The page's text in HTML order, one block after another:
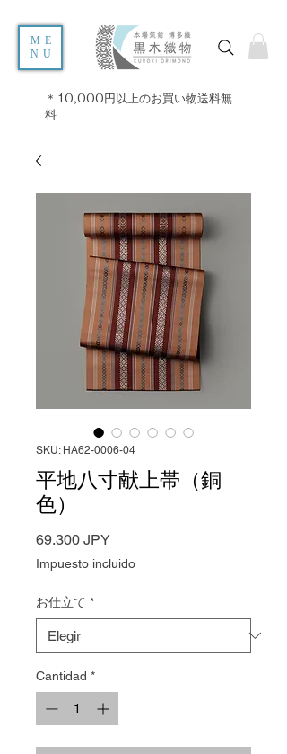
ME
NU
＊10,000円以上のお買い物送料無
料
SKU: HA62-0006-04
平地八寸献上帯（銅
色）
69.300 JPYPrecio
Impuesto incluido
お仕立て *
Cantidad *